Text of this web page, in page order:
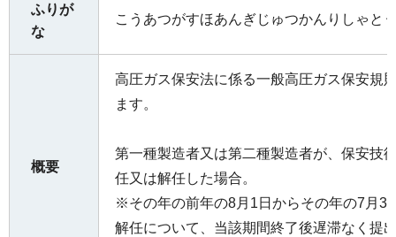
ふりが
な
こうあつがすほあんぎじゅつかんりしゃと
概要
高圧ガス保安法に係る一般高圧ガス保安規
ます。
第一種製造者又は第二種製造者が、保安技
任又は解任した場合。
※その年の前年の8月1日からその年の7月
解任について、当該期間終了後遅滞なく提